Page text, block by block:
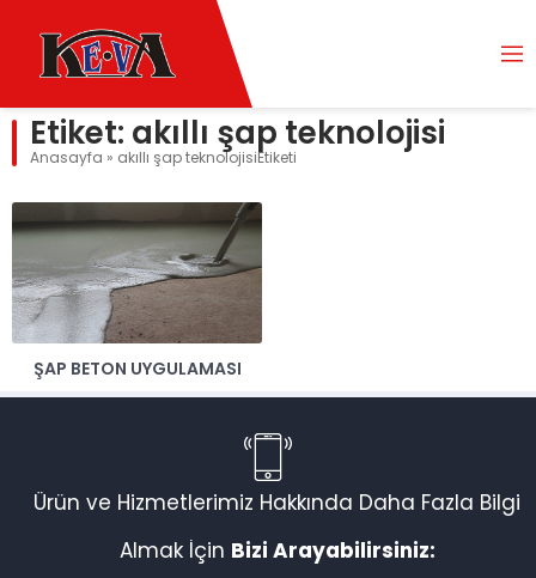
Etiket: akıllı şap teknolojisi
Anasayfa » akıllı şap teknolojisiEtiketi
ŞAP BETON UYGULAMASI
Ürün ve Hizmetlerimiz Hakkında Daha Fazla Bilgi
Almak İçin Bizi Arayabilirsiniz: